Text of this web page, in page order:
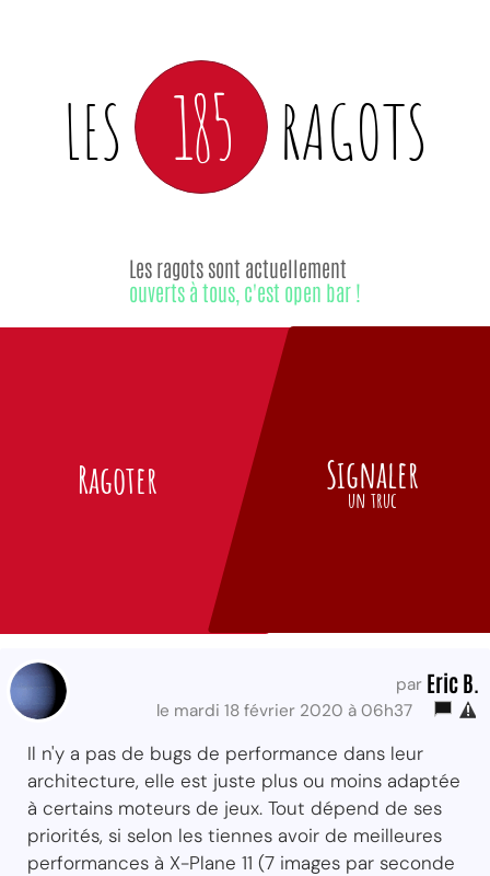
LES 185 RAGOTS
Ragoter
Les ragots sont actuellement
ouverts à tous, c'est open bar !
Signaler
un truc
par Eric B.
le mardi 18 février 2020 à 06h37
Il n'y a pas de bugs de performance dans leur
architecture, elle est juste plus ou moins adaptée
à certains moteurs de jeux. Tout dépend de ses
priorités, si selon les tiennes avoir de meilleures
performances à X-Plane 11 (7 images par seconde